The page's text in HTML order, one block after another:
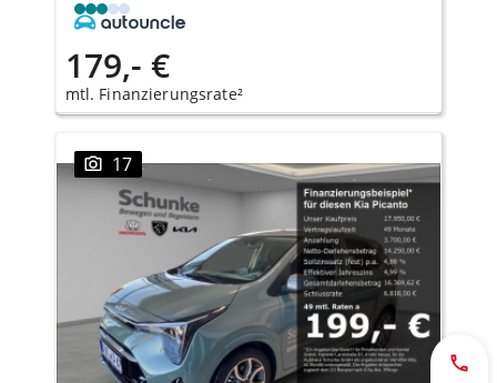
179,- €
mtl. Finanzierungsrate²
17
Jetzt